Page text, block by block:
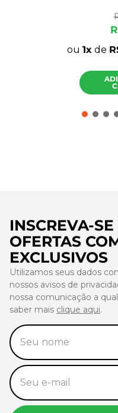
ou 1 de
INSCREVA-
OFERTAS
EXCLUSIVOS
Utilizamos seus dados
nossos avisos de
nossa comunicação a
saber mais clique aqui.